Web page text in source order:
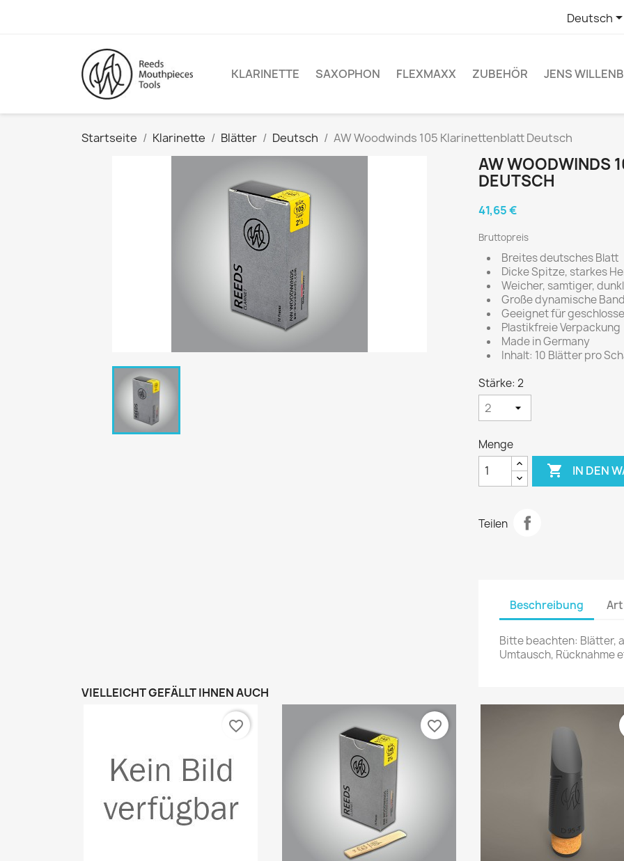
Deutsch
KLARINETTE SAXOPHON FLEXMAXX ZUBEHÖR JENS
Startseite Klarinette Blätter Deutsch AW Woodwinds 105 Klarinettenblatt Deutsch
AW WOODWINDS
DEUTSCH
41,65 €
Bruttopreis
Breites deutsches Blatt
Dicke Spitze, starkes
Weicher, samtiger,
Große dynamische
Geeignet für
Plastikfreie Verpackung
Made in Germany
Inhalt: 10 Blätter pro
Stärke: 2
Menge
 IN DEN
Teilen
Beschreibung
Bitte beachten: Blätter,
Umtausch, Rücknahme
VIELLEICHT GEFÄLLT IHNEN AUCH
favorite_border favorite_border